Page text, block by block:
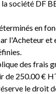
société DF
en
l'Acheteur et
des frais
de 250.00 €
le droit